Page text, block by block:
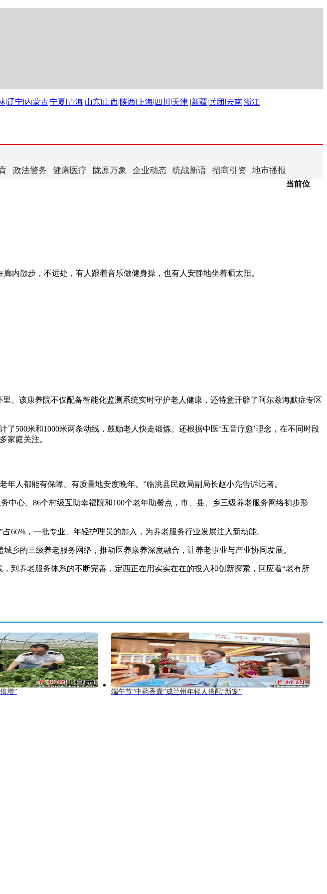
|辽宁|内蒙古|宁夏|青海|山东|山西|陕西| 上海| 四川 |天津 |新疆|兵团 |云南|浙江
政法警务 健康医疗 陇原万象 企业动态 统战新语 招商引资 地市播报
当前位
散步，不远处，有人跟着音乐做健身操，也有人安静地坐着晒太阳。
该康养院不仅配备智能化监测系统实时守护老人健康，还特意开辟了阿尔兹海默症专区
米和1000米两条动线，鼓励老人快走锻炼。还根据中医‘五音疗愈’理念，在不同时段
家庭关注。
都能有保障、有质量地安度晚年。”临洮县民政局副局长赵小亮告诉记者。
心、86个村级互助幸福院和100个老年助餐点，市、县、乡三级养老服务网络初步形
，一批专业、年轻护理员的加入，为养老服务行业发展注入新动能。
的三级养老服务网络，推动医养康养深度融合，让养老事业与产业协同发展。
养老服务体系的不断完善，定西正在用实实在在的投入和创新探索，回应着“老有所
增” 端午节“中药香囊”成兰州年轻人搭配“新宠”